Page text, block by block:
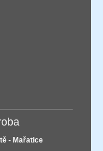
- Mařatice